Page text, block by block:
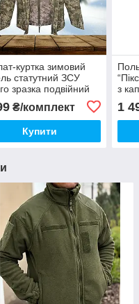
куртка зимовий
статутний ЗСУ
зразка подвійний
₴/комплект
Купити
з
1